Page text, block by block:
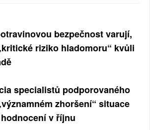
bezpečnost varují,
riziko hladomoru“ kvůli
specialistů podporovaného
zhoršení“ situace
v říjnu